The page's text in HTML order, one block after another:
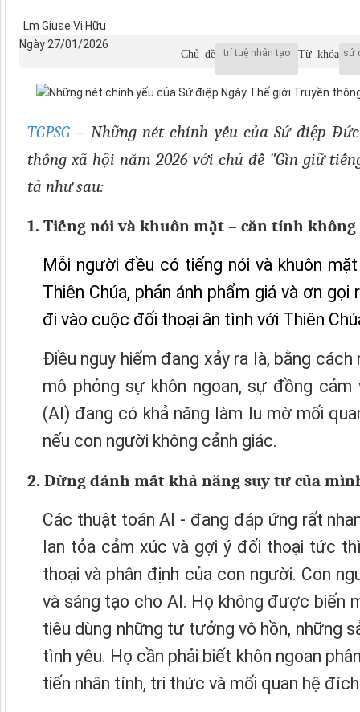
Lm Giuse Vi Hữu
Ngày 27/01/2026
Chủ đề trí tuệ nhân tạo Từ khóa sứ
TGPSG – Những nét chính yếu của Sứ điệp
thông xã hội năm 2026 với chủ đề "Gìn giữ
tả như sau:
1. Tiếng nói và khuôn mặt – căn tính
Mỗi người đều có tiếng nói và khuôn
Thiên Chúa, phản ánh phẩm giá và ơn
đi vào cuộc đối thoại ân tình với Thiên
Điều nguy hiểm đang xảy ra là, bằng
mô phỏng sự khôn ngoan, sự đồng
(AI) đang có khả năng làm lu mờ mối
nếu con người không cảnh giác.
2. Đừng đánh mất khả năng suy tư của
Các thuật toán AI - đang đáp ứng rất
lan tỏa cảm xúc và gợi ý đối thoại tức
thoại và phân định của con người. Con
và sáng tạo cho AI. Họ không được biến
tiêu dùng những tư tưởng vô hồn, những
tình yêu. Họ cần phải biết khôn ngoan
tiến nhân tính, tri thức và mối quan hệ